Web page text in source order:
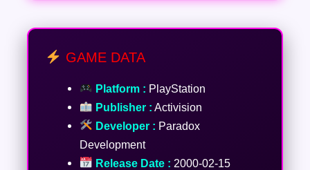
GAME DATA
Platform : PlayStation
Publisher : Activision
Developer : Paradox
Development
Release Date : 2000-02-15